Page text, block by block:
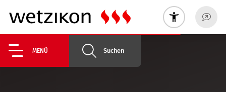
MENÜ Suchen